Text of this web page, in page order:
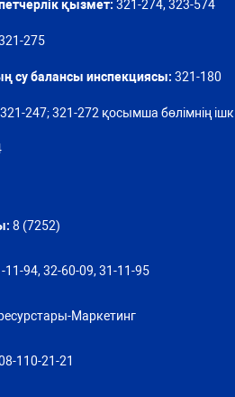
қызмет: 321-274, 323-574
275
су балансы инспекциясы: 321-180
321-247; 321-272 қосымша бөлімнің ішкі
8 (7252)
11-94, 32-60-09, 31-11-95
Маркетинг
110-21-21